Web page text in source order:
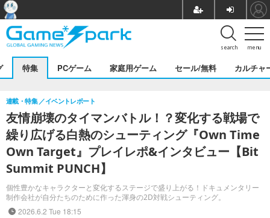
menu
search
特集 PCゲーム 家庭用ゲーム セール/無料 カルチャ
友情崩壊のタイマンバトル！？変化する戦場で
繰り広げる白熱のシューティング『Own Time
Own Target』プレイレポ&インタビュー【Bit
Summit PUNCH】
個性豊かなキャラクターと変化するステージで盛り上がる！ドキュメンタリー
制作会社が自分たちのために作った渾身の2D対戦シューティング。
連載・特集 イベントレポート
2026.6.2 Tue 18:15